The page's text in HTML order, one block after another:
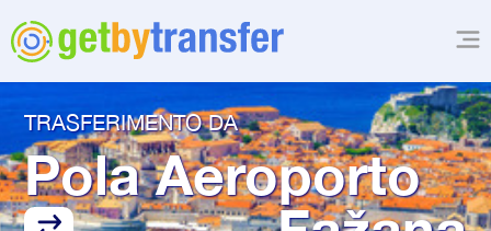
TRASFERIMENTO DA
Pola Aeroporto